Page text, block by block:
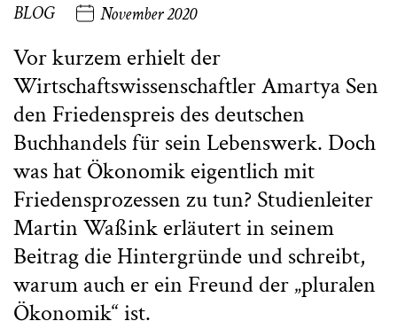
BLOG November 2020
Vor kurzem erhielt der
Wirtschaftswissenschaftler Amartya Sen
den Friedenspreis des deutschen
Buchhandels für sein Lebenswerk. Doch
was hat Ökonomik eigentlich mit
Friedensprozessen zu tun? Studienleiter
Martin Waßink erläutert in seinem
Beitrag die Hintergründe und schreibt,
warum auch er ein Freund der „pluralen
Ökonomik“ ist.